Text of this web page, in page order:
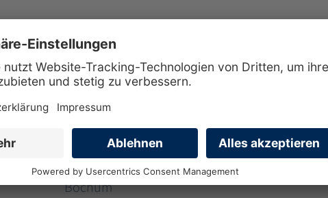
Gesamtmiete
47,96 m2
Wohnfläche
1
Zimmer
3-Zimmer Wohnung
in Höntrop mit WBS
Schlehenweg 12, 44869
Bochum